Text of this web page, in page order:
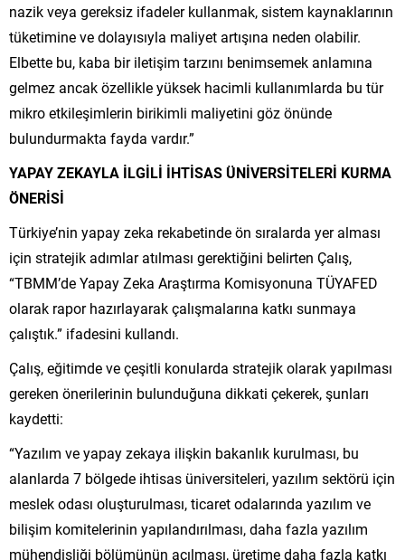
nazik veya gereksiz ifadeler kullanmak, sistem kaynaklarının
tüketimine ve dolayısıyla maliyet artışına neden olabilir.
Elbette bu, kaba bir iletişim tarzını benimsemek anlamına
gelmez ancak özellikle yüksek hacimli kullanımlarda bu tür
mikro etkileşimlerin birikimli maliyetini göz önünde
bulundurmakta fayda vardır.”
YAPAY ZEKAYLA İLGİLİ İHTİSAS ÜNİVERSİTELERİ KURMA
ÖNERİSİ
Türkiye’nin yapay zeka rekabetinde ön sıralarda yer alması
için stratejik adımlar atılması gerektiğini belirten Çalış,
“TBMM’de Yapay Zeka Araştırma Komisyonuna TÜYAFED
olarak rapor hazırlayarak çalışmalarına katkı sunmaya
çalıştık.” ifadesini kullandı.
Çalış, eğitimde ve çeşitli konularda stratejik olarak yapılması
gereken önerilerinin bulunduğuna dikkati çekerek, şunları
kaydetti:
“Yazılım ve yapay zekaya ilişkin bakanlık kurulması, bu
alanlarda 7 bölgede ihtisas üniversiteleri, yazılım sektörü için
meslek odası oluşturulması, ticaret odalarında yazılım ve
bilişim komitelerinin yapılandırılması, daha fazla yazılım
mühendisliği bölümünün açılması, üretime daha fazla katkı